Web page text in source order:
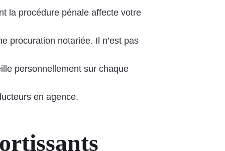
la procédure pénale affecte votre
procuration notariée. Il n’est pas
personnellement sur chaque
en agence.